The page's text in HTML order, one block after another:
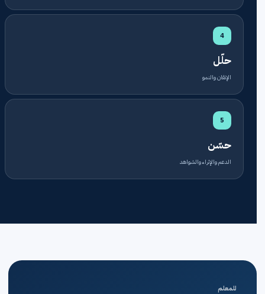
حلّل
الإتقان والنمو
حسّن
الدعم والإثراء والشواهد
للمعلم